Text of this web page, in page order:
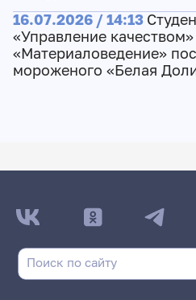
16.07.2026 / 14:13
«Управление
«Материаловедение»
мороженого «Белая